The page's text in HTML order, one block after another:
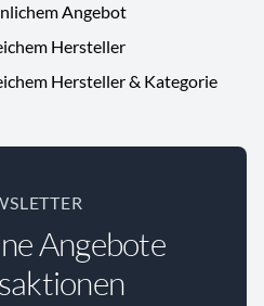
Angebot
Hersteller
Hersteller & Kategorie
Angebote